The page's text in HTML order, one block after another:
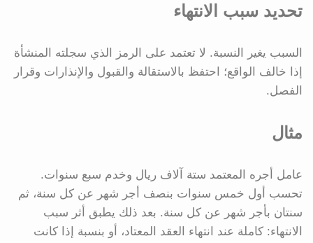
تحديد سبب الانتهاء
السبب يغير النسبة. لا تعتمد على الرمز الذي سجلته المنشأة
إذا خالف الواقع؛ احتفظ بالاستقالة والقبول والإنذارات وقرار
الفصل.
مثال
عامل أجره المعتمد ستة آلاف ريال وخدم سبع سنوات.
تحسب أول خمس سنوات بنصف أجر شهر عن كل سنة، ثم
سنتان بأجر شهر عن كل سنة. بعد ذلك يطبق أثر سبب
الانتهاء: كاملة عند انتهاء العقد المعتاد، أو بنسبة إذا كانت